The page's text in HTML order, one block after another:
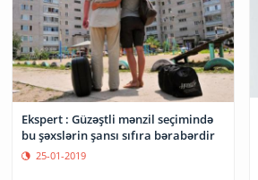
Ekspert : Güzəştli mənzil seçimində
bu şəxslərin şansı sıfıra bərabərdir
25-01-2019